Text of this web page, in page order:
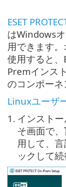
ESET
はWindows
用できます
使用すると、
Premインス
のコンポーネ
Linuxユーザ
1. インスト
そ画面で、
用して、言
ックして続